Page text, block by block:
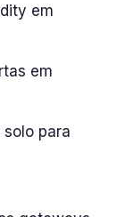
em
em
para